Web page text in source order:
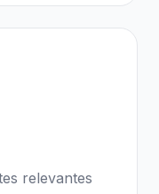
relevantes